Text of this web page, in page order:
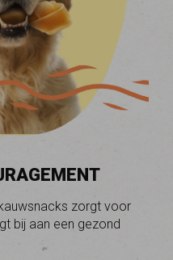
zorgt voor
bij aan een gezond